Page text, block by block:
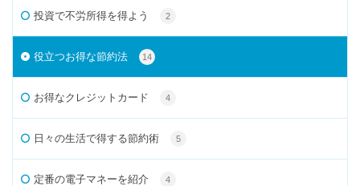
投資で不労所得を得よう 2
役立つお得な節約法 14
お得なクレジットカード 4
日々の生活で得する節約術 5
定番の電子マネーを紹介 4